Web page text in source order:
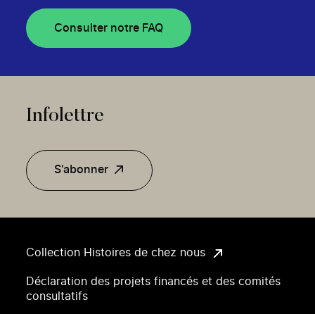
Collection Histoires de chez nous
Déclaration des projets financés et des comités
consultatifs
Consulter notre FAQ
Infolettre
S'abonner